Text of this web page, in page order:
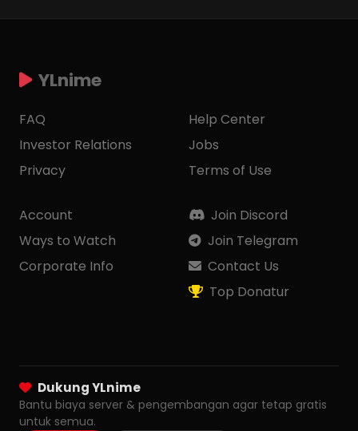
YLnime
FAQ
Investor Relations
Privacy
Help Center
Jobs
Terms of Use
Account
Ways to Watch
Corporate Info
Join Discord
Join Telegram
Contact Us
Top Donatur
Dukung YLnime
Bantu biaya server & pengembangan agar tetap gratis
untuk semua.